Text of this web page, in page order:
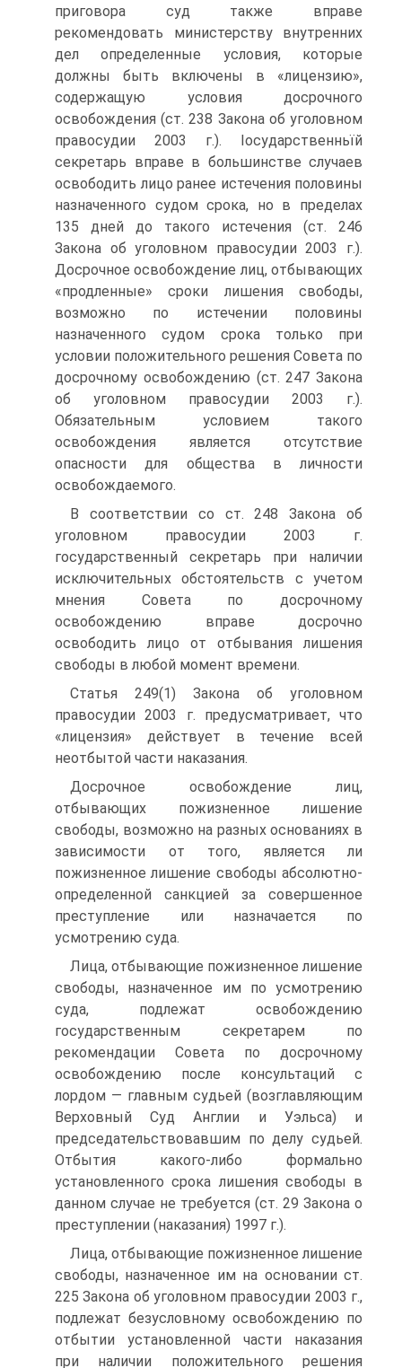
приговора суд также вправе
рекомендовать министерству внутренних
дел определенные условия, которые
должны быть включены в «лицензию»,
содержащую условия досрочного
освобождения (ст. 238 Закона об уголовном
правосудии 2003 г.). Іосударственньїй
секретарь вправе в большинстве случаев
освободить лицо ранее истечения половины
назначенного судом срока, но в пределах
135 дней до такого истечения (ст. 246
Закона об уголовном правосудии 2003 г.).
Досрочное освобождение лиц, отбывающих
«продленные» сроки лишения свободы,
возможно по истечении половины
назначенного судом срока только при
условии положительного решения Совета по
досрочному освобождению (ст. 247 Закона
об уголовном правосудии 2003 г.).
Обязательным условием такого
освобождения является отсутствие
опасности для общества в личности
освобождаемого.
В соответствии со ст. 248 Закона об
уголовном правосудии 2003 г.
государственный секретарь при наличии
исключительных обстоятельств с учетом
мнения Совета по досрочному
освобождению вправе досрочно
освободить лицо от отбывания лишения
свободы в любой момент времени.
Статья 249(1) Закона об уголовном
правосудии 2003 г. предусматривает, что
«лицензия» действует в течение всей
неотбытой части наказания.
Досрочное освобождение лиц,
отбывающих пожизненное лишение
свободы, возможно на разных основаниях в
зависимости от того, является ли
пожизненное лишение свободы абсолютно-
определенной санкцией за совершенное
преступление или назначается по
усмотрению суда.
Лица, отбывающие пожизненное лишение
свободы, назначенное им по усмотрению
суда, подлежат освобождению
государственным секретарем по
рекомендации Совета по досрочному
освобождению после консультаций с
лордом — главным судьей (возглавляющим
Верховный Суд Англии и Уэльса) и
председательствовавшим по делу судьей.
Отбытия какого-либо формально
установленного срока лишения свободы в
данном случае не требуется (ст. 29 Закона о
преступлении (наказания) 1997 г.).
Лица, отбывающие пожизненное лишение
свободы, назначенное им на основании ст.
225 Закона об уголовном правосудии 2003 г.,
подлежат безусловному освобождению по
отбытии установленной части наказания
при наличии положительного решения